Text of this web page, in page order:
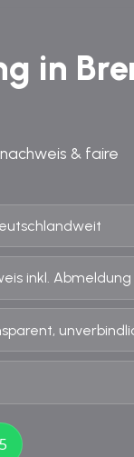
in
& faire
inkl. Abmeldung